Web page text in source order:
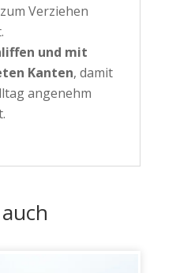
Verziehen
und mit
Kanten, damit
angenehm